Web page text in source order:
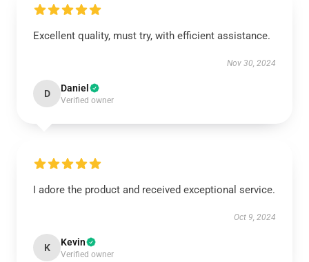
Excellent quality, must try, with efficient assistance.
Nov 30, 2024
D Daniel
Verified owner
I adore the product and received exceptional service.
Oct 9, 2024
K Kevin
Verified owner